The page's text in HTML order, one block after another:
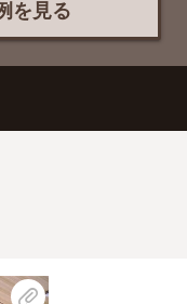
を見る